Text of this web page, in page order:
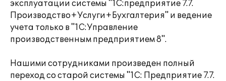
эксплуатации системы "1С:предприятие 7.7.
Производство+Услуги+Бухгалтерия" и ведение
учета только в "1С:Управление
производственным предприятием 8".
Нашими сотрудниками произведен полный
переход со старой системы "1С: Предприятие 7.7.